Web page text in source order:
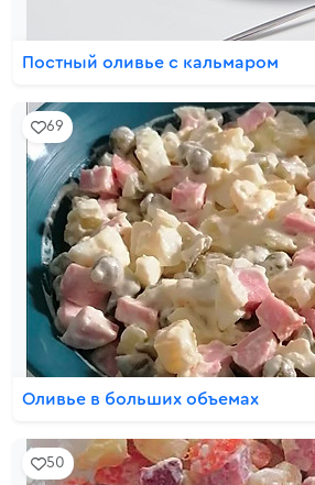
Постный оливье с кальмаром
69
Оливье в больших объемах
50